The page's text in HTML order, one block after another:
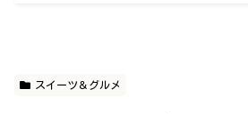
スイーツ＆グルメ